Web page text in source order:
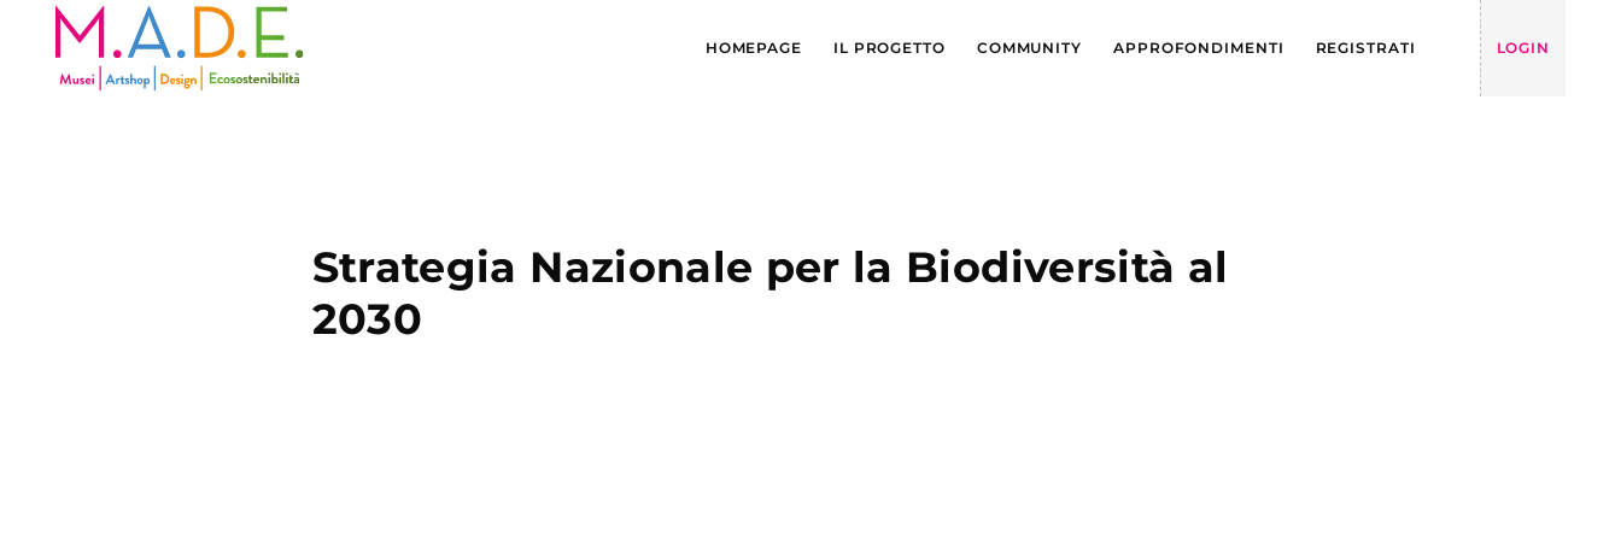
HOMEPAGE IL PROGETTO COMMUNITY APPROFONDIMENTI REGISTRATI LOGIN
Strategia Nazionale per la Biodiversità al
2030